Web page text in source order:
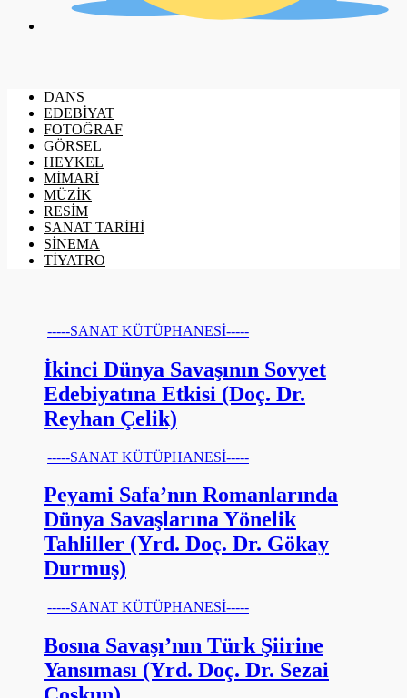
DANS
EDEBİYAT
FOTOĞRAF
GÖRSEL
HEYKEL
MİMARİ
MÜZİK
RESİM
SANAT TARİHİ
SİNEMA
TİYATRO
-----SANAT KÜTÜPHANESİ-----
İkinci Dünya Savaşının Sovyet
Edebiyatına Etkisi (Doç. Dr.
Reyhan Çelik)
-----SANAT KÜTÜPHANESİ-----
Peyami Safa’nın Romanlarında
Dünya Savaşlarına Yönelik
Tahliller (Yrd. Doç. Dr. Gökay
Durmuş)
-----SANAT KÜTÜPHANESİ-----
Bosna Savaşı’nın Türk Şiirine
Yansıması (Yrd. Doç. Dr. Sezai